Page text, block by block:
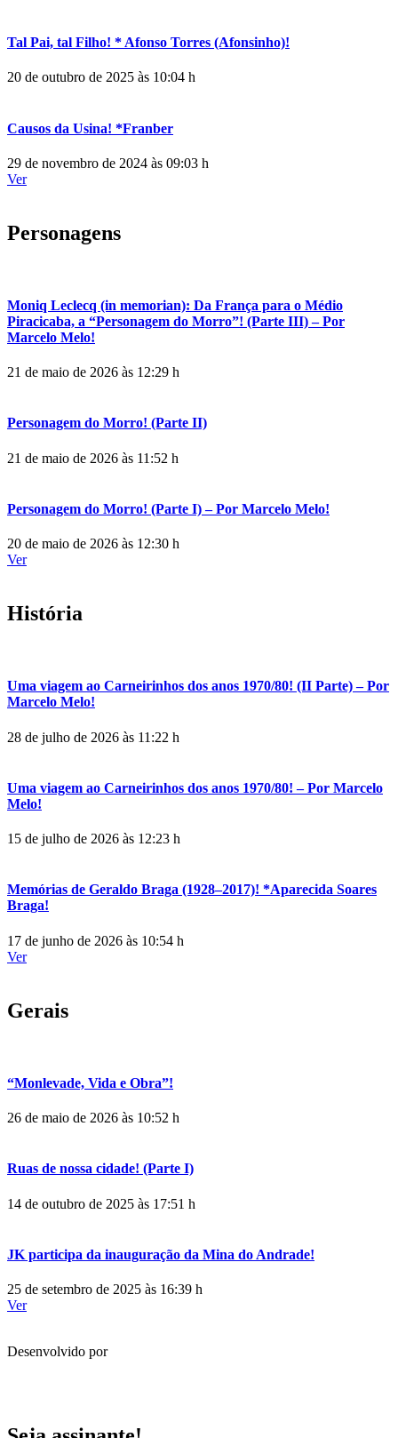
Tal Pai, tal Filho! * Afonso Torres (Afonsinho)!
20 de outubro de 2025 às 10:04 h
Causos da Usina! *Franber
29 de novembro de 2024 às 09:03 h
Ver
Personagens
Moniq Leclecq (in memorian): Da França para o Médio
Piracicaba, a “Personagem do Morro”! (Parte III) – Por
Marcelo Melo!
21 de maio de 2026 às 12:29 h
Personagem do Morro! (Parte II)
21 de maio de 2026 às 11:52 h
Personagem do Morro! (Parte I) – Por Marcelo Melo!
20 de maio de 2026 às 12:30 h
Ver
História
Uma viagem ao Carneirinhos dos anos 1970/80! (II Parte) – Por
Marcelo Melo!
28 de julho de 2026 às 11:22 h
Uma viagem ao Carneirinhos dos anos 1970/80! – Por Marcelo
Melo!
15 de julho de 2026 às 12:23 h
Memórias de Geraldo Braga (1928–2017)! *Aparecida Soares
Braga!
17 de junho de 2026 às 10:54 h
Ver
Gerais
“Monlevade, Vida e Obra”!
26 de maio de 2026 às 10:52 h
Ruas de nossa cidade! (Parte I)
14 de outubro de 2025 às 17:51 h
JK participa da inauguração da Mina do Andrade!
25 de setembro de 2025 às 16:39 h
Ver
Desenvolvido por